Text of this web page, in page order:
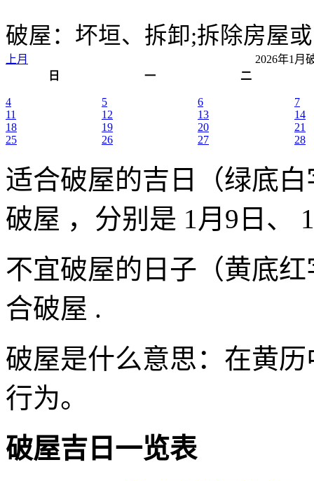
破屋：坏垣、拆卸;拆除房屋
上月
2026年1月
日
一 二
4 5 6
7
11
12 13
14
18
19 20
21
25
26 27 28
适合破屋的吉日（绿底白
破屋 ，分别是 1月9日、
不宜破屋的日子（黄底红
合破屋 .
破屋是什么意思：在黄
行为。
破屋吉日一览表